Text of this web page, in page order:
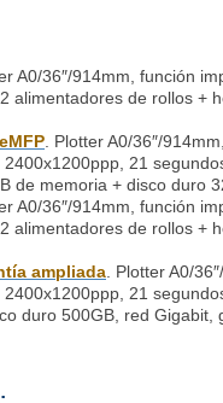
A0/36″/914mm, función
alimentadores de rollos +
. Plotter A0/36″/
21
de memoria + disco duro
A0/36″/914mm, función
alimentadores de rollos +
ampliada . Plotter A0/
21
duro 500GB, red